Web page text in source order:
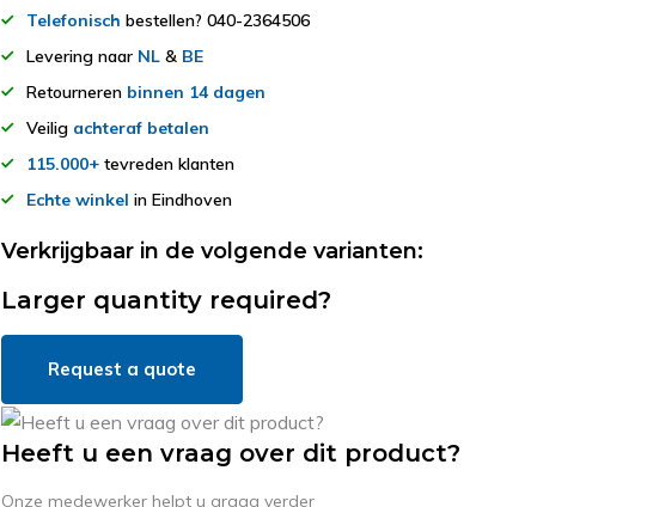
Telefonisch bestellen? 040-2364506
Levering naar NL & BE
Retourneren binnen 14 dagen
Veilig achteraf betalen
115.000+ tevreden klanten
Echte winkel in Eindhoven
Verkrijgbaar in de volgende varianten:
Larger quantity required?
Request a quote
Heeft u een vraag over dit product?
Onze medewerker helpt u graag verder